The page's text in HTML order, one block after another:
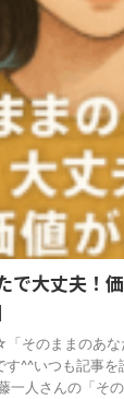
で大丈夫！
そのままのあ
す^^いつも記事
一人さんの「そ